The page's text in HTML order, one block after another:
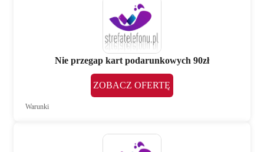
Nie przegap kart podarunkowych 90zł
ZOBACZ OFERTĘ
Warunki